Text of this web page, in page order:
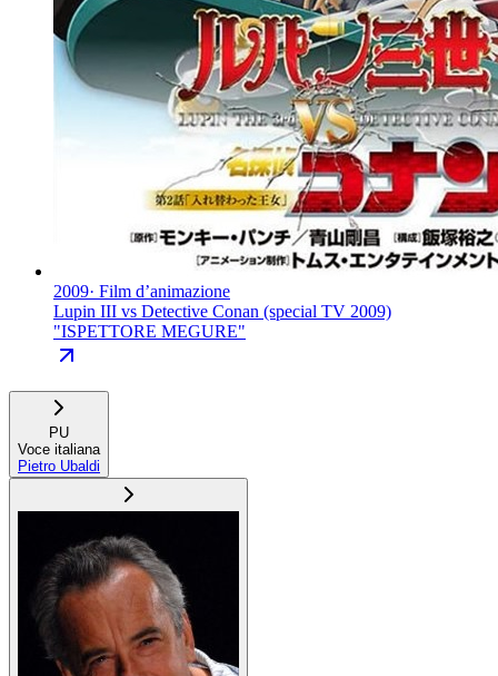
2009· Film d’animazione
Lupin III vs Detective Conan (special TV 2009)
"ISPETTORE MEGURE"
PU
Voce italiana
Pietro Ubaldi